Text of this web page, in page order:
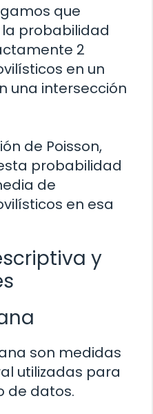
que
probabilidad
2
en un
una intersección
de Poisson,
probabilidad
de
en esa
y
son medidas
utilizadas para
de datos.